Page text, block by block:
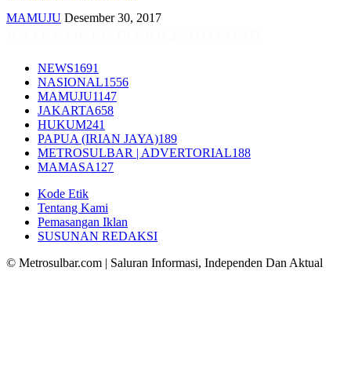
MAMUJU Desember 30, 2017
NEWS1691
NASIONAL1556
MAMUJU1147
JAKARTA658
HUKUM241
PAPUA (IRIAN JAYA)189
METROSULBAR | ADVERTORIAL188
MAMASA127
Kode Etik
Tentang Kami
Pemasangan Iklan
SUSUNAN REDAKSI
© Metrosulbar.com | Saluran Informasi, Independen Dan Aktual